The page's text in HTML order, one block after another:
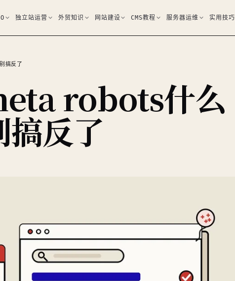
独立站运营 外贸知识 网站建设 CMS教程 服务器运维 实用技巧
搞反了
robots什么
反了